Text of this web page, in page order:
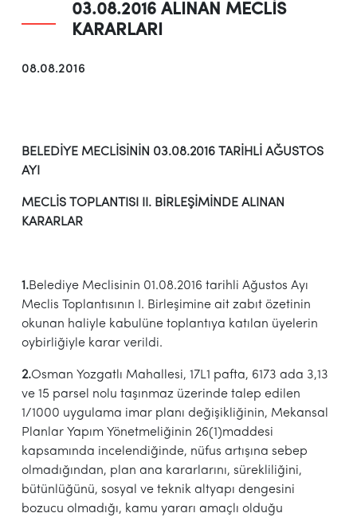
03.08.2016 ALINAN MECLİS
KARARLARI
08.08.2016
BELEDİYE MECLİSİNİN 03.08.2016 TARİHLİ AĞUSTOS
AYI
MECLİS TOPLANTISI II. BİRLEŞİMİNDE ALINAN
KARARLAR
1.Belediye Meclisinin 01.08.2016 tarihli Ağustos Ayı
Meclis Toplantısının I. Birleşimine ait zabıt özetinin
okunan haliyle kabulüne toplantıya katılan üyelerin
oybirliğiyle karar verildi.
2.Osman Yozgatlı Mahallesi, 17L1 pafta, 6173 ada 3,13
ve 15 parsel nolu taşınmaz üzerinde talep edilen
1/1000 uygulama imar planı değişikliğinin, Mekansal
Planlar Yapım Yönetmeliğinin 26(1)maddesi
kapsamında incelendiğinde, nüfus artışına sebep
olmadığından, plan ana kararlarını, sürekliliğini,
bütünlüğünü, sosyal ve teknik altyapı dengesini
bozucu olmadığı, kamu yararı amaçlı olduğu